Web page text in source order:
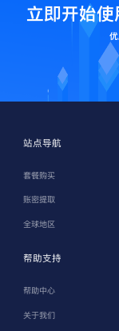
立即开始
站点导航
套餐购买
账密提取
全球地区
帮助支持
帮助中心
关于我们